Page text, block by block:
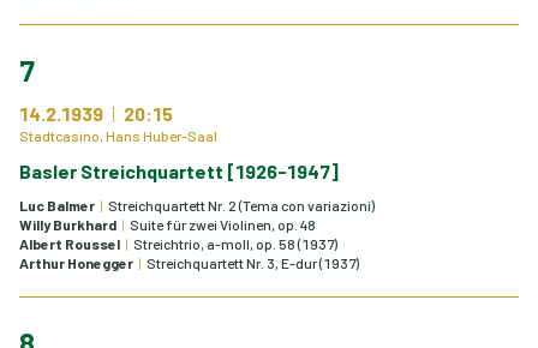
7
14.2.1939 20:15
Stadtcasino, Hans Huber-Saal
Basler Streichquartett [1926-1947]
Luc Balmer
Streichquartett Nr. 2 (Tema con variazioni)
Willy Burkhard
Suite für zwei Violinen, op. 48
Albert Roussel
Streichtrio, a-moll, op. 58 (1937)
Arthur Honegger
Streichquartett Nr. 3, E-dur (1937)